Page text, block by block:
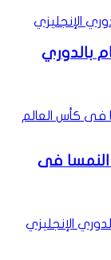
بالدوري
بالفوز على النمسا فى